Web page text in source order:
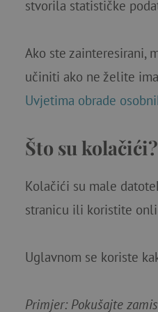
stvorila statističke
Ako ste zainteresirani,
učiniti ako ne želite
Uvjetima obrade
Što su kolačići?
Kolačići su male
stranicu ili koristite
Uglavnom se koriste
Primjer: Pokušajte